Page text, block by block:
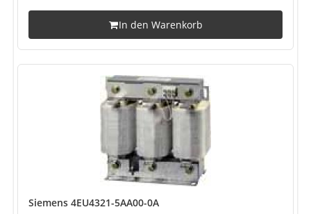
In den Warenkorb
Siemens 4EU4321-5AA00-0A